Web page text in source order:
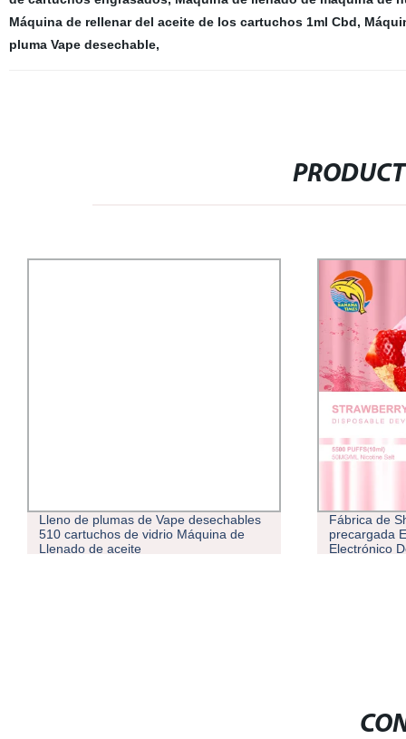
Máquina de rellenar del aceite de los cartuchos 1ml Cbd,
pluma Vape desechable,
Lleno de plumas de Vape desechables
510 cartuchos de vidrio Máquina de
Llenado de aceite
Fábrica de
precargada
Electrónico